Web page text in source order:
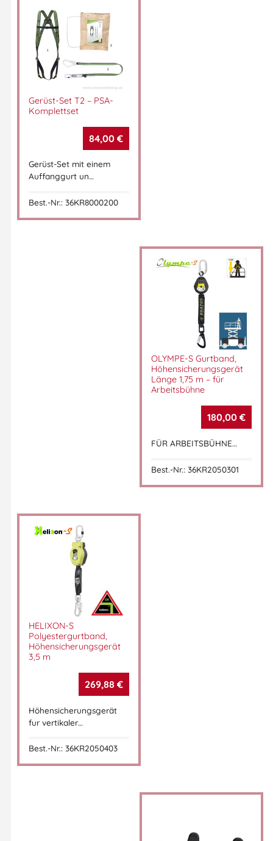
Gerüst-Set T2 – PSA-
Komplettset
84,00 €
Gerüst-Set mit einem
Auffanggurt un…
Best.-Nr.: 36KR8000200
OLYMPE-S Gurtband,
Höhensicherungsgerät
Länge 1,75 m – für
Arbeitsbühne
180,00 €
FÜR ARBEITSBÜHNE…
Best.-Nr.: 36KR2050301
HELIXON-S
Polyestergurtband,
Höhensicherungsgerät
3,5 m
269,88 €
Höhensicherungsgerät
fur vertikaler…
Best.-Nr.: 36KR2050403